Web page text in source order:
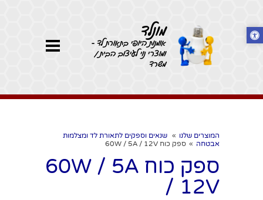
מונלד
אומנות היופי בתאורת לד -
ומוצרי נוי לעיצוב הבית /
משרד
המוצרים שלנו » שנאים וספקים לתאורת לד ומצלמות
אבטחה » ספק כוח 60W / 5A / 12V
ספק כוח 60W / 5A
/ 12V